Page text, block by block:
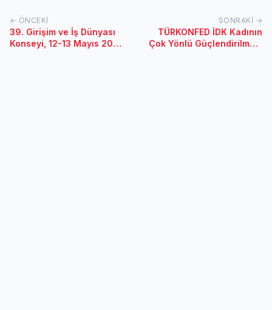
← ÖNCEKI
39. Girişim ve İş Dünyası
Konseyi, 12-13 Mayıs 2017
SONRAKI →
TÜRKONFED İDK Kadının
Çok Yönlü Güçlendirilmesi